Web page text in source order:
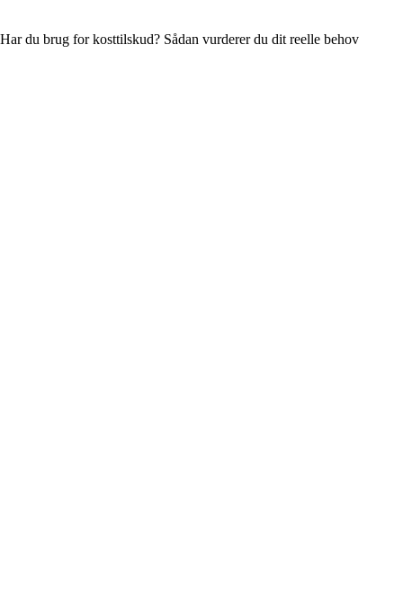
Har du brug for kosttilskud? Sådan vurderer du dit reelle behov